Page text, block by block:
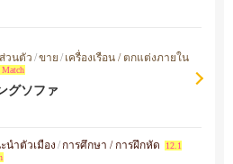
วนตัว /ขาย / เครื่องเรือน / ตกแต่งภายใน
Match
グソファ
นำตัวเมือง / การศึกษา / การฝึกหัด
12.1